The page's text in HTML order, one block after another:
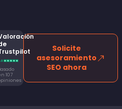
107
Solicite
asesoramiento
SEO ahora